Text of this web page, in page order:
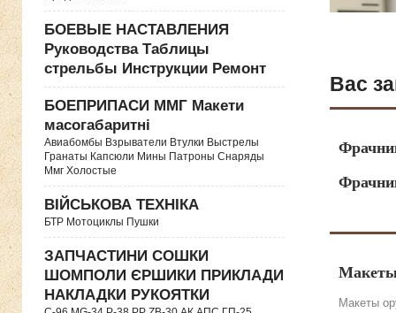
БОЕВЫЕ НАСТАВЛЕНИЯ
Руководства Таблицы
стрельбы Инструкции Ремонт
БОЕПРИПАСИ ММГ Макети
масогабаритні
Авиабомбы Взрыватели Втулки Выстрелы
Гранаты Капсюли Мины Патроны Снаряды
Ммг Холостые
ВІЙСЬКОВА ТЕХНІКА
БТР Мотоциклы Пушки
ЗАПЧАСТИНИ СОШКИ
ШОМПОЛИ ЄРШИКИ ПРИКЛАДИ
НАКЛАДКИ РУКОЯТКИ
Вас
Макеты
Макеты